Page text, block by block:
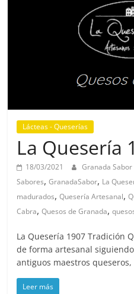
Lácteas - Queserías
La Quesería
18/03/2021 Granada Sabor
Sabores,GranadaSabor, La
madurados,Quesería Artesanal,
Cabra,Quesos de Granada,
La Quesería 1907 Tradición
de forma artesanal
antiguos maestros
Leer más